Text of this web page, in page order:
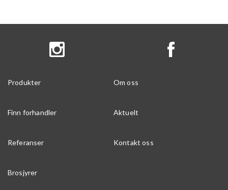
Produkter Om oss
Finn forhandler Aktuelt
Referanser Kontakt oss
Brosjyrer